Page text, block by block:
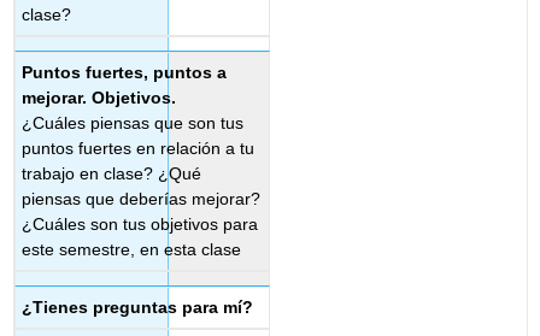
clase?
Puntos fuertes, puntos a
mejorar. Objetivos.
¿Cuáles piensas que son tus
puntos fuertes en relación a tu
trabajo en clase? ¿Qué
piensas que deberías mejorar?
¿Cuáles son tus objetivos para
este semestre, en esta clase
¿Tienes preguntas para mí?